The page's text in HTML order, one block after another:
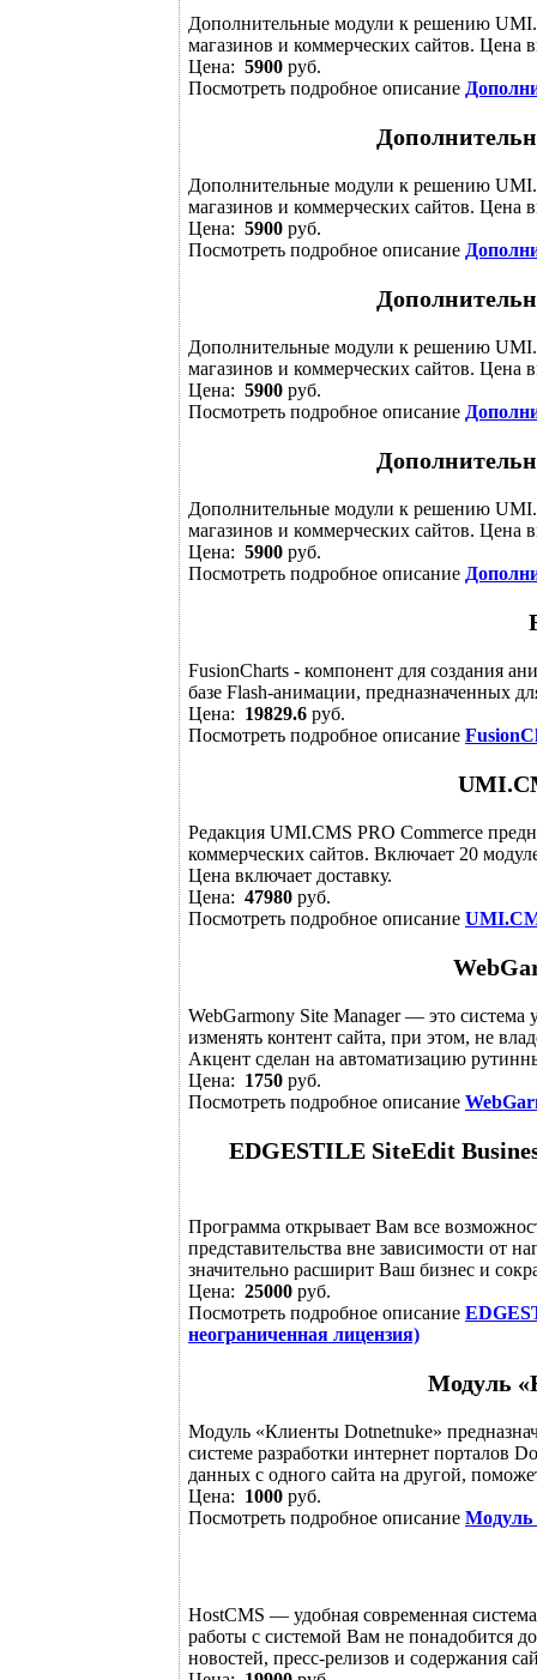
Дополнительные модули к решению
магазинов и коммерческих сайтов. Цена
Цена: 5900 руб.
Посмотреть подробное описание
Дополнительные модули к решению
магазинов и коммерческих сайтов. Цена
Цена: 5900 руб.
Посмотреть подробное описание
Дополнительные модули к решению
магазинов и коммерческих сайтов. Цена
Цена: 5900 руб.
Посмотреть подробное описание
Дополнительные модули к решению
магазинов и коммерческих сайтов. Цена
Цена: 5900 руб.
Посмотреть подробное описание
FusionCharts - компонент для создания
базе Flash-анимации, предназначенных
Цена: 19829.6 руб.
Посмотреть подробное описание
Редакция UMI.CMS PRO Commerce
коммерческих сайтов. Включает 20
Цена включает доставку.
Цена: 47980 руб.
Посмотреть подробное описание
WebGarmony Site Manager — это система
изменять контент сайта, при этом, не
Акцент сделан на автоматизацию
Цена: 1750 руб.
Посмотреть подробное описание
EDGESTILE SiteEdit
Программа открывает Вам все
представительства вне зависимости от
значительно расширит Ваш бизнес и
Цена: 25000 руб.
Посмотреть подробное описание
неограниченная лицензия)
Модуль
Модуль «Клиенты Dotnetnuke»
системе разработки интернет порталов
данных с одного сайта на другой,
Цена: 1000 руб.
Посмотреть подробное описание Модуль
HostCMS — удобная современная
работы с системой Вам не понадобится
новостей, пресс-релизов и содержания